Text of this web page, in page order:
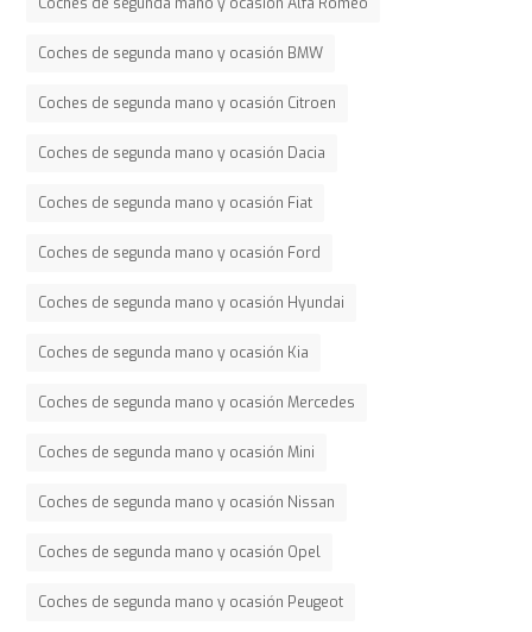
Coches de segunda mano y ocasión BMW
Coches de segunda mano y ocasión Citroen
Coches de segunda mano y ocasión Dacia
Coches de segunda mano y ocasión Fiat
Coches de segunda mano y ocasión Ford
Coches de segunda mano y ocasión Hyundai
Coches de segunda mano y ocasión Kia
Coches de segunda mano y ocasión Mercedes
Coches de segunda mano y ocasión Mini
Coches de segunda mano y ocasión Nissan
Coches de segunda mano y ocasión Opel
Coches de segunda mano y ocasión Peugeot